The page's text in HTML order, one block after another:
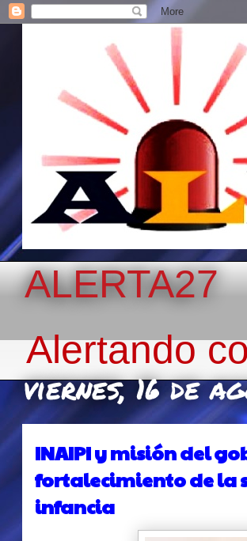
ALERTA27
Alertando
viernes, 16 de
INAIPI y misión del
fortalecimiento de la
infancia